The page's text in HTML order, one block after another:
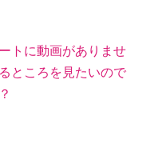
トに動画がありませ
ところを見たいので